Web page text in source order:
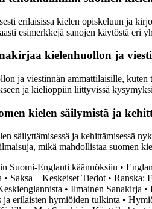
erilaisissa kielen opiskeluun ja
esimerkkejä sanojen käytöstä eri
kielenhuollon ja
ja viestinnän ammattilaisille,
ja kielioppiin liittyvissä
kielen säilymistä ja
säilyttämisessä ja kehittämisessä
mikä mahdollistaa suomen
Suomi-Englanti käännöksiin •
• Saksa – Keskeiset Tiedot • Ranska:
• Ilmainen Sanakirja •
erilaisten hymiöiden tulkinta •